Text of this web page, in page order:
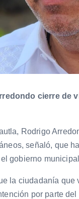
cierre de
Rodrigo
señaló, que
gobierno
la ciudadanía
por parte